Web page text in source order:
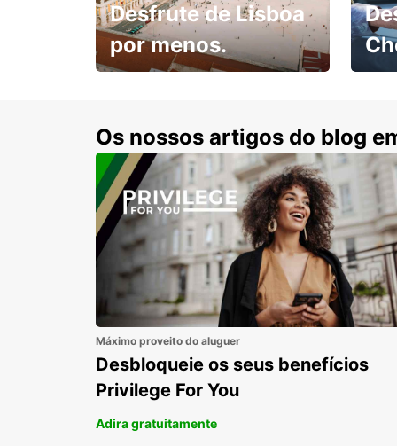
Desfrute de Lisboa
por menos.
Os nossos artigos do blog
Máximo proveito do aluguer
Desbloqueie os seus benefícios
Privilege For You
Adira gratuitamente